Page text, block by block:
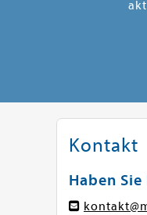
Kontakt
Haben Sie